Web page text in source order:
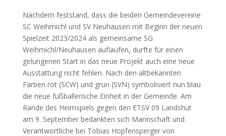
Nachdem feststand, dass die beiden Gemeindevereine
SC Weihmichl und SV Neuhausen mit Beginn der neuen
Spielzeit 2023/2024 als gemeinsame SG
Weihmichl/Neuhausen auflaufen, durfte für einen
gelungenen Start in das neue Projekt auch eine neue
Ausstattung nicht fehlen. Nach den altbekannten
Farben rot (SCW) und grün (SVN) symbolisiert nun blau
die neue fußballerische Einheit in der Gemeinde. Am
Rande des Heimspiels gegen den ETSV 09 Landshut
am 9. September bedankten sich Mannschaft und
Verantwortliche bei Tobias Hopfensperger von